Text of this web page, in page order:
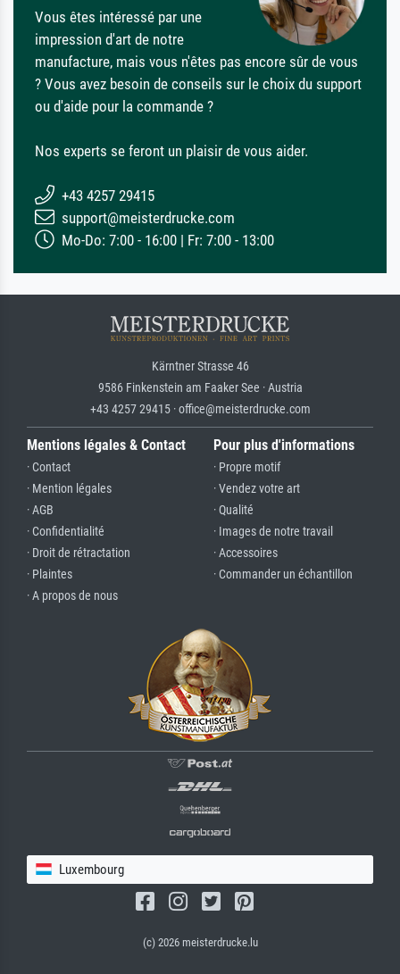
Vous êtes intéressé par une
impression d'art de notre
manufacture, mais vous n'êtes pas encore sûr de vous
? Vous avez besoin de conseils sur le choix du support
ou d'aide pour la commande ?
Nos experts se feront un plaisir de vous aider.
+43 4257 29415
support@meisterdrucke.com
Mo-Do: 7:00 - 16:00 | Fr: 7:00 - 13:00
Kärntner Strasse 46
9586 Finkenstein am Faaker See · Austria
+43 4257 29415 · office@meisterdrucke.com
Mentions légales & Contact
· Contact
· Mention légales
· AGB
· Confidentialité
· Droit de rétractation
· Plaintes
· A propos de nous
Pour plus d'informations
· Propre motif
· Vendez votre art
· Qualité
· Images de notre travail
· Accessoires
· Commander un échantillon
Luxembourg
(c) 2026 meisterdrucke.lu